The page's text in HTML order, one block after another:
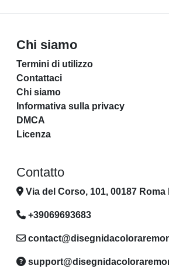
Chi siamo
Termini di utilizzo
Contattaci
Chi siamo
Informativa sulla privacy
DMCA
Licenza
Contatto
Via del Corso, 101, 00187 Roma
+39069693683